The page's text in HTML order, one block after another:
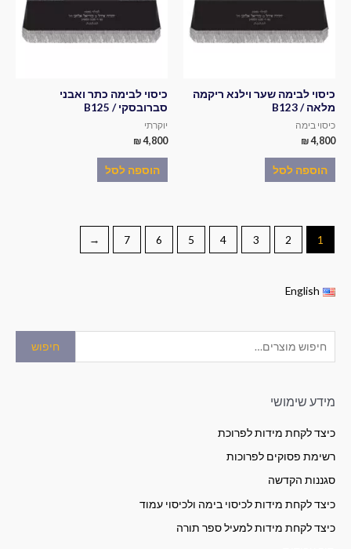
English
חיפוש
מידע שימושי
כיצד לקחת מידות לפרוכת
רשימת פסוקים לפרוכות
סגננות הקדשה
כיצד לקחת מידות לכיסוי בימה ולכיסוי עמוד
כיצד לקחת מידות למעיל ספר תורה
כיסוי לבימה שער וילנא ריקמה
מלאה / B123
כיסוי בימה
₪4,800
הוספה לסל
כיסוי לבימה כתר ואבני
סברובסקי / B125
יוקרתי
₪4,800
הוספה לסל
1
2
3
4
5
6
7
←